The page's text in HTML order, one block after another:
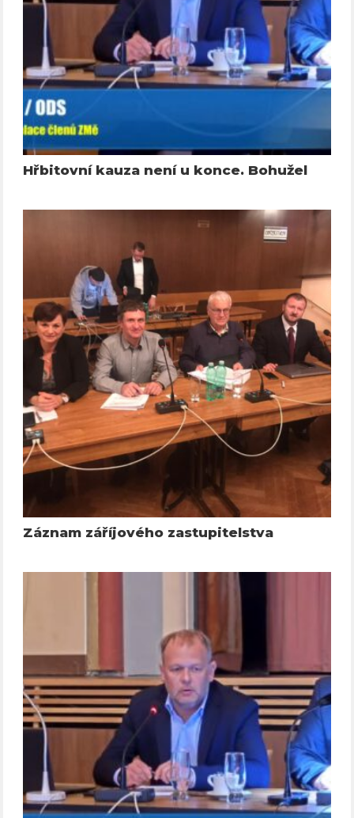
Hřbitovní kauza není u konce. Bohužel
Záznam záříjového zastupitelstva